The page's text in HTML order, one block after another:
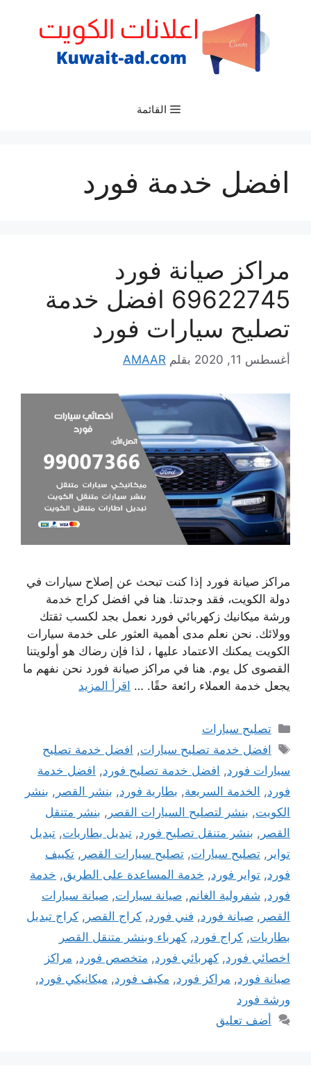
القائمة
افضل خدمة فورد
مراكز صيانة فورد
69622745 افضل خدمة
تصليح سيارات فورد
أغسطس 11, 2020 بقلم AMAAR
مراكز صيانة فورد إذا كنت تبحث عن إصلاح سيارات في
دولة الكويت، فقد وجدتنا. هنا في افضل كراج خدمة
ورشة ميكانيك زكهربائي فورد نعمل بجد لكسب ثقتك
وولائك. نحن نعلم مدى أهمية العثور على خدمة سيارات
الكويت يمكنك الاعتماد عليها ، لذا فإن رضاك ​​هو أولويتنا
القصوى كل يوم. هنا في مراكز صيانة فورد نحن نفهم ما
يجعل خدمة العملاء رائعة حقًا. … اقرأ المزيد
التصنيفات
تصليح سيارات
الوسوم
افضل خدمة تصليح سيارات, افضل خدمة تصليح
سيارات فورد, افضل خدمة تصليح فورد, افضل خدمة
فورد, الخدمة السريعة, بطارية فورد, بنشر القصر , بنشر
الكويت, بنشر لتصليح السيارات القصر , بنشر متنقل
القصر , بنشر متنقل تصليح فورد, تبديل بطاريات, تبديل
تواير , تصليح سيارات, تصليح سيارات القصر , تكييف
فورد, تواير فورد, خدمة المساعدة على الطريق, خدمة
فورد, شفرولية الغانم, صيانة سيارات, صيانة سيارات
القصر , صيانة فورد, فني فورد, كراج القصر , كراج تبديل
بطاريات, كراج فورد, كهرباء وبنشر متنقل القصر
اخصائي فورد, كهربائي فورد, متخصص فورد, مراكز
صيانة فورد, مراكز فورد, مكيف فورد, ميكانيكي فورد,
ورشة فورد
أضف تعليق